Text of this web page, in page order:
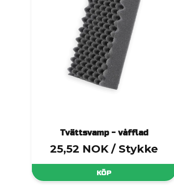
Tvättsvamp - våfflad
25,52 NOK / Stykke
KÖP